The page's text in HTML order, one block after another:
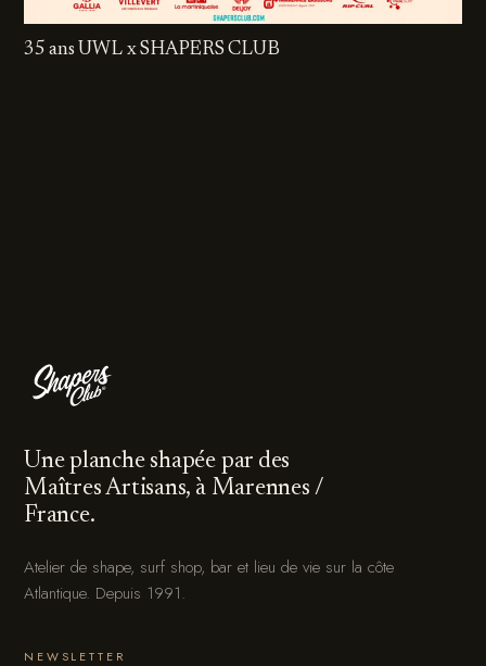
35 ans UWL x SHAPERS CLUB
Une planche shapée par des
Maîtres Artisans, à Marennes /
France.
Atelier de shape, surf shop, bar et lieu de vie sur la côte
Atlantique. Depuis 1991.
NEWSLETTER